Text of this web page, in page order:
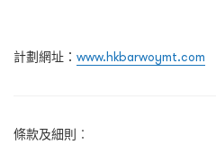
計劃網址： www.hkbarwoymt.com
條款及細則︰